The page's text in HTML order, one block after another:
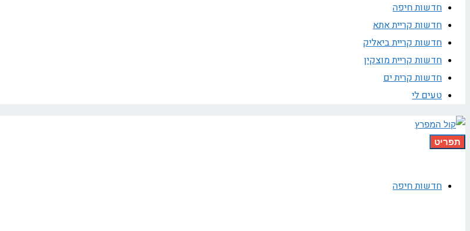
חדשות חיפה
חדשות קריית אתא
חדשות קריית ביאליק
חדשות קריית מוצקין
חדשות קרית ים
טעים לי
תפריט
חדשות חיפה